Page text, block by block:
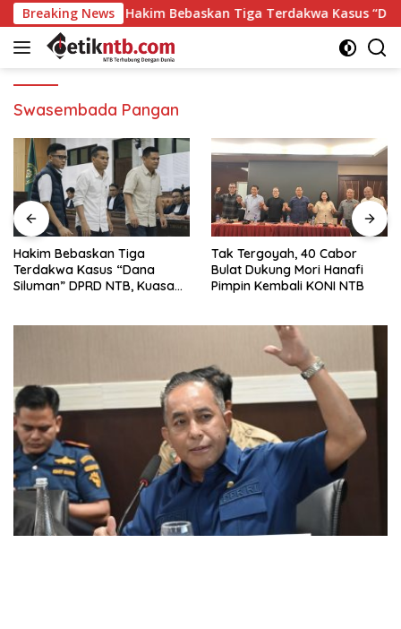
Langsung
ke
konten
Breaking News
Hakim Bebaskan Tiga Terdakwa Kasus “Dana
Swasembada Pangan
Hakim Bebaskan Tiga
Terdakwa Kasus “Dana
Siluman” DPRD NTB, Kuasa
Tak Tergoyah, 40 Cabor
Bulat Dukung Mori Hanafi
Pimpin Kembali KONI NTB